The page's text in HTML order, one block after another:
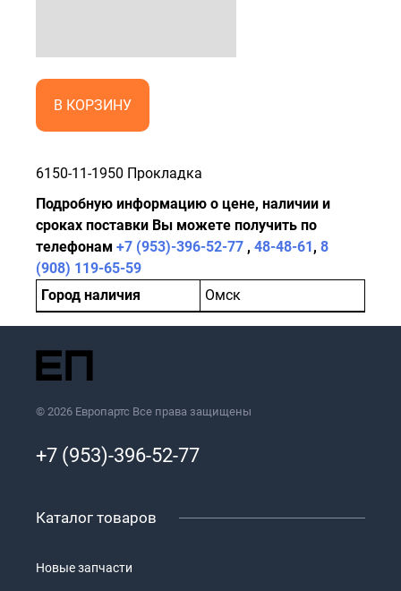
В КОРЗИНУ
6150-11-1950 Прокладка
Подробную информацию о цене, наличии и
сроках поставки Вы можете получить по
телефонам +7 (953)-396-52-77 , 48-48-61, 8
(908) 119-65-59
Город наличия
Омск
© 2026 Европартс Все права защищены
+7 (953)-396-52-77
Каталог товаров
Новые запчасти